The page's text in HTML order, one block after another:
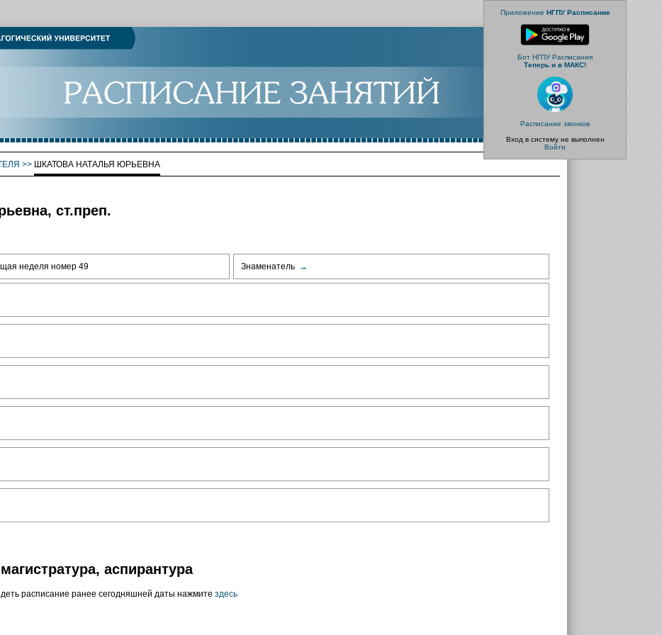
Приложение НГПУ Расписание
Бот НГПУ Расписания
Теперь и в МАКС!
Расписание звонков
Вход в систему не выполнен
Войти
>> ШКАТОВА НАТАЛЬЯ ЮРЬЕВНА
ст.преп.
неделя номер 49 Знаменатель →
аспирантура
расписание ранее сегодняшней даты нажмите здесь